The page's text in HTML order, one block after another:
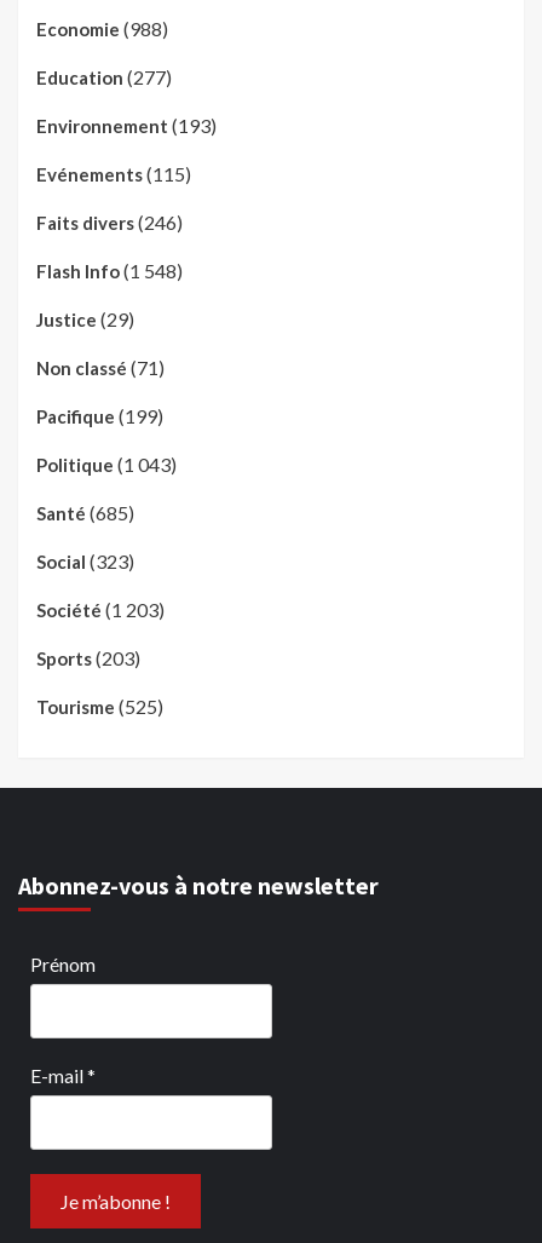
Economie (988)
Education (277)
Environnement (193)
Evénements(115)
Faits divers(246)
Flash Info(1 548)
Justice (29)
Non classé (71)
Pacifique (199)
Politique (1 043)
Santé (685)
Social (323)
Société (1 203)
Sports(203)
Tourisme (525)
Abonnez-vous à notre newsletter
Prénom
E-mail*